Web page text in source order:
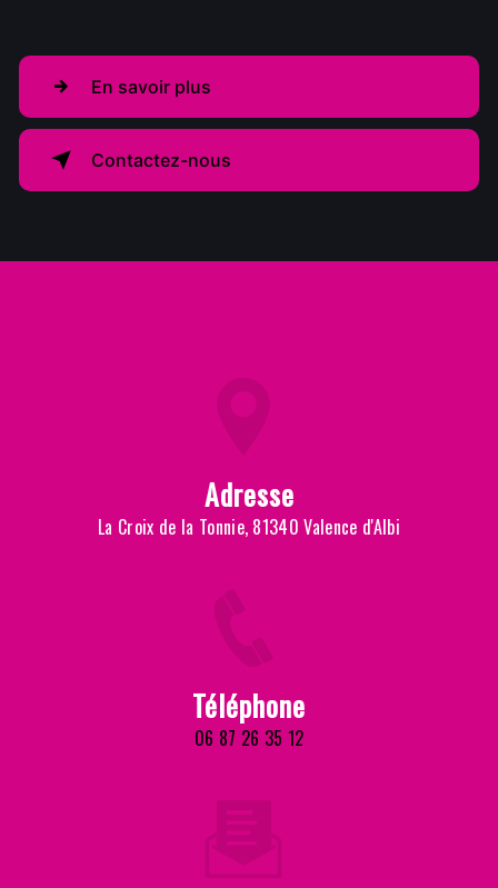
En savoir plus
Contactez-nous
Adresse
La Croix de la Tonnie, 81340 Valence d'Albi
Téléphone
06 87 26 35 12